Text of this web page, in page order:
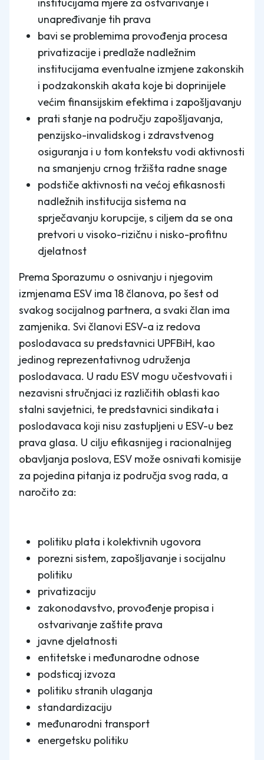
unapređivanje tih prava
bavi se problemima provođenja procesa
privatizacije i predlaže nadležnim
institucijama eventualne izmjene zakonskih
i podzakonskih akata koje bi doprinijele
većim finansijskim efektima i zapošljavanju
prati stanje na području zapošljavanja,
penzijsko-invalidskog i zdravstvenog
osiguranja i u tom kontekstu vodi aktivnosti
na smanjenju crnog tržišta radne snage
podstiče aktivnosti na većoj efikasnosti
nadležnih institucija sistema na
sprječavanju korupcije, s ciljem da se ona
pretvori u visoko-rizičnu i nisko-profitnu
djelatnost
Prema Sporazumu o osnivanju i njegovim
izmjenama ESV ima 18 članova, po šest od
svakog socijalnog partnera, a svaki član ima
zamjenika. Svi članovi ESV-a iz redova
poslodavaca su predstavnici UPFBiH, kao
jedinog reprezentativnog udruženja
poslodavaca. U radu ESV mogu učestvovati i
nezavisni stručnjaci iz različitih oblasti kao
stalni savjetnici, te predstavnici sindikata i
poslodavaca koji nisu zastupljeni u ESV-u bez
prava glasa. U cilju efikasnijeg i racionalnijeg
obavljanja poslova, ESV može osnivati komisije
za pojedina pitanja iz područja svog rada, a
naročito za:
politiku plata i kolektivnih ugovora
porezni sistem, zapošljavanje i socijalnu
politiku
privatizaciju
zakonodavstvo, provođenje propisa i
ostvarivanje zaštite prava
javne djelatnosti
entitetske i međunarodne odnose
podsticaj izvoza
politiku stranih ulaganja
standardizaciju
međunarodni transport
energetsku politiku